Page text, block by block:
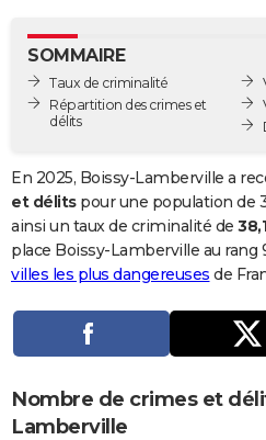
GUIDES D'ACHAT
BONS PLANS
Carte de Noël
Carte Bonne année
Carte Saint-Valentin
Carte Pâques
Carte d'anniversaire
DICTIONNAIRE
Dictionnaire
Biographies
Citations
Expressions
Proverbes
PROGRAMME TV
Se connecter
Entreprises
Service militaire
Avis de recherche
AVIS DE DÉCÈS
Bricolage
Lifestyle
Culture
Sport
Auto
Television
Voyage
Cinema
SOMMAIRE
Taux de criminalité
Répartition des crimes et
délits
En 2025, Boissy-Lamberville a
et délitspour une population de
ainsi un taux de criminalité de
place Boissy-Lamberville au rang
villes les plus dangereuses de
Nombre de crimes et
Lamberville